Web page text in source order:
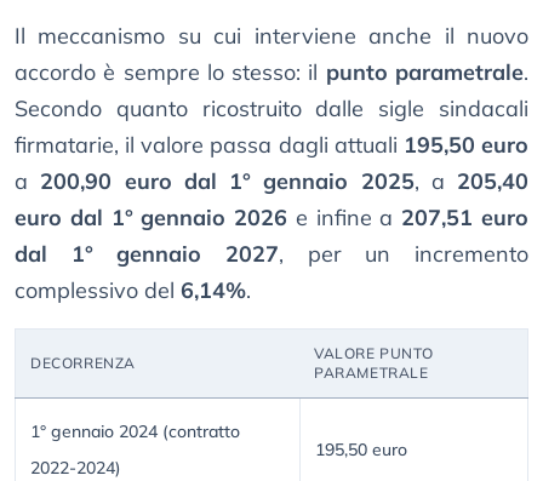
Il meccanismo su cui interviene anche il nuovo
accordo è sempre lo stesso: il punto parametrale.
Secondo quanto ricostruito dalle sigle sindacali
firmatarie, il valore passa dagli attuali 195,50 euro
a 200,90 euro dal 1° gennaio 2025, a 205,40
euro dal 1° gennaio 2026 e infine a 207,51 euro
dal 1° gennaio 2027, per un incremento
complessivo del 6,14%.
DECORRENZA
VALORE PUNTO
PARAMETRALE
1° gennaio 2024 (contratto
2022-2024)
195,50 euro